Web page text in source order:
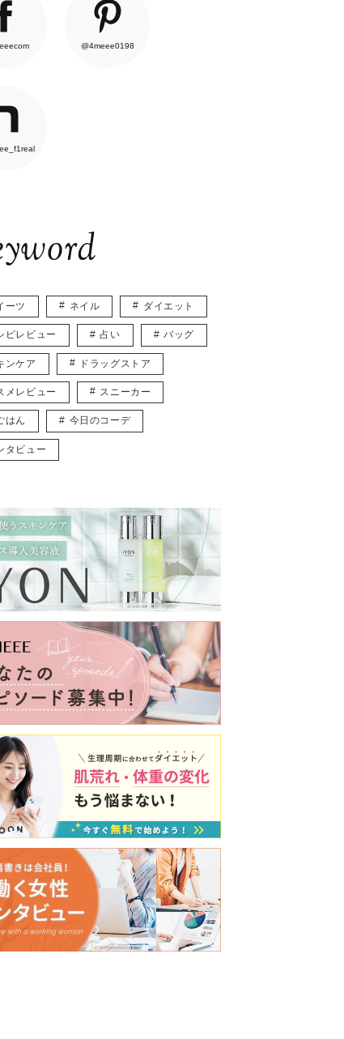
@4meee0198
ーツ ネイル ダイエット
ピレビュー 占い バッグ
ンケア ドラッグストア
メレビュー スニーカー
はん 今日のコーデ
タビュー